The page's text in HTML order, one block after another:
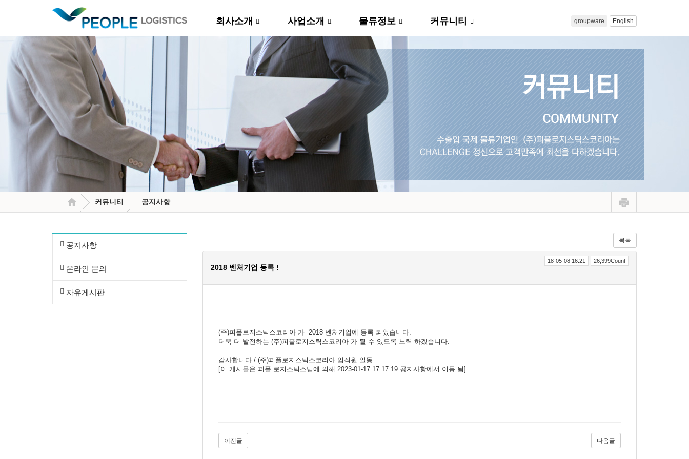
회사소개 사업소개 물류정보 커뮤니티 groupware English
커뮤니티 공지사항
공지사항
온라인 문의
자유게시판
목록
2018 벤처기업 등록 !
18-05-08 16:21 26,399Count
(주)피플로지스틱스코리아 가 2018 벤처기업에 등록 되었습니다.
더욱 더 발전하는 (주)피플로지스틱스코리아 가 될 수 있도록 노력 하겠습니다.
감사합니다 / (주)피플로지스틱스코리아 임직원 일동
[이 게시물은 피플 로지스틱스님에 의해 2023-01-17 17:17:19 공지사항에서 이동 됨]
이전글 다음글